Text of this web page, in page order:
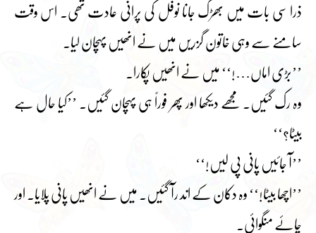
ذرا سی بات میں بھڑک جانا نوفل کی پرانی عادت تھی۔ اس وقت
سامنے سے وہی خاتون گزریں میں نے انھیں پہچان لیا۔
’’بڑی اماں…!‘‘ میں نے انھیں پکارا۔
وہ رک گئیں۔ مجھے دیکھا اور پھر فوراً ہی پہچان گئیں۔ ’’کیا حال ہے
بیٹا؟‘‘
’’آ جائیں پانی پی لیں!‘‘
’’اچھا بیٹا!‘‘ وہ دکان کے اند رآ گئیں۔ میں نے انھیں پانی پلایا۔ اور
چائے منگوائی۔